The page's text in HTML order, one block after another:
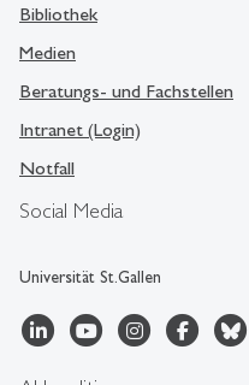
Social Media
Universität St.Gallen
Bibliothek
Medien
Beratungs- und Fachstellen
Intranet (Login)
Notfall